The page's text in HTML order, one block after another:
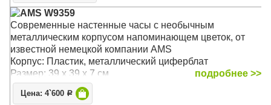
AMS W9359
Современные настенные часы с необычным
металлическим корпусом напоминающем цветок, от
известной немецкой компании AMS
Корпус: Пластик, металлический циферблат
Размер: 39 х 39 х 7 см
подробнее >>
Цена: 4`600 Р